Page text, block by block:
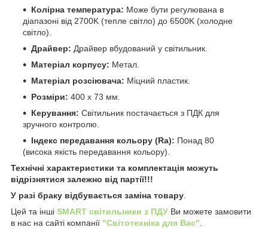
Колірна температура: Може бути регулювана в
діапазоні від 2700K (тепле світло) до 6500K (холодне
світло).
Драйвер: Драйвер вбудований у світильник.
Матеріал корпусу: Метал.
Матеріал розсіювача: Міцний пластик.
Розміри: 400 x 73 мм.
Керування: Світильник постачається з ПДК для
зручного контролю.
Індекс передавання кольору (Ra): Понад 80
(висока якість передавання кольору).
Технічні характеристики та комплектація можуть
відрізнятися залежно від партії!!!
У разі браку відбувається заміна товару
Цей та інші SMART світильники з ПДУ Ви можете замовити
в нас на сайті компанії "Світотехніка для Вас"